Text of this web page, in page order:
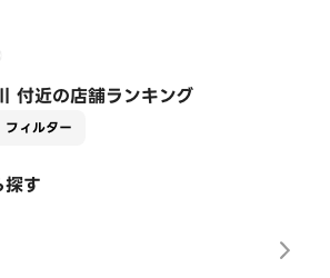
付近の店舗ランキング
フィルター
す